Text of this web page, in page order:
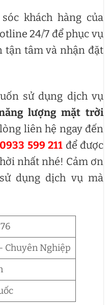
khách hàng của
24/7 để phục vụ
tận tâm và nhận đặt
sử dụng dịch vụ
lượng mặt trời
liên hệ ngay đến
599 211 để được
nhất nhé! Cảm ơn
dụng dịch vụ mà
Chuyên Nghiệp